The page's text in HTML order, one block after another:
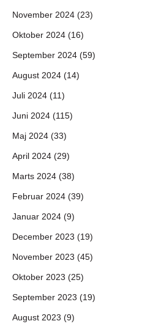
November 2024 (23)
Oktober 2024 (16)
September 2024 (59)
August 2024 (14)
Juli 2024 (11)
Juni 2024 (115)
Maj 2024 (33)
April 2024 (29)
Marts 2024 (38)
Februar 2024 (39)
Januar 2024 (9)
December 2023 (19)
November 2023 (45)
Oktober 2023 (25)
September 2023 (19)
August 2023 (9)